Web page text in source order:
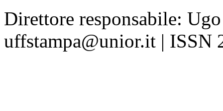
Direttore responsabile:
uffstampa@unior.it | ISSN